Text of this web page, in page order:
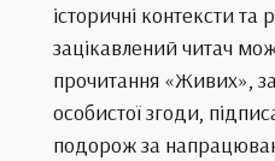
історичні контексти та
зацікавлений читач
прочитання «Живих»,
особистої згоди,
подорож за